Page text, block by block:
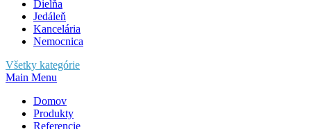
Dielňa
Jedáleň
Kancelária
Nemocnica
Všetky kategórie
Main Menu
Domov
Produkty
Referencie